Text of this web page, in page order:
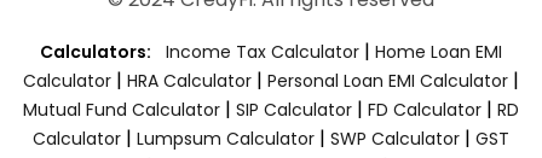
Calculators: Income Tax Calculator | Home Loan EMI
Calculator | HRA Calculator | Personal Loan EMI Calculator |
Mutual Fund Calculator | SIP Calculator | FD Calculator | RD
Calculator | Lumpsum Calculator | SWP Calculator | GST